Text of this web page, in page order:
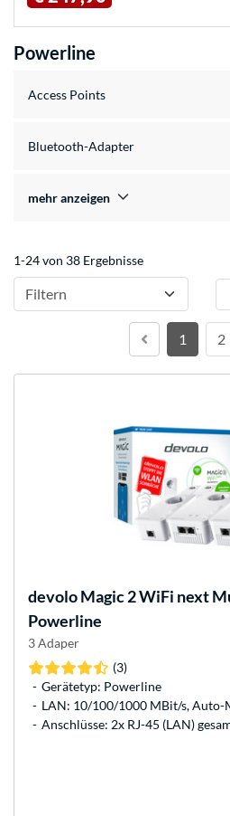
Powerline
Access Points
Bluetooth-Adapter
mehr anzeigen
1-24 von 38 Ergebnisse
Filtern
1 2
devoloMagic 2 WiFi next
Powerline
3 Adaper
(3)
Gerätetyp: Powerline
LAN: 10/100/1000 MBit/s,
Anschlüsse: 2x RJ-45 (LAN)